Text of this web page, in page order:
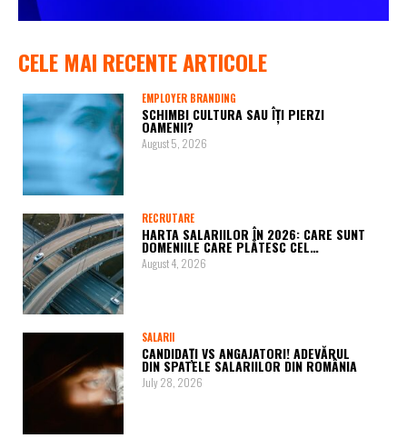
CELE MAI RECENTE ARTICOLE
EMPLOYER BRANDING
SCHIMBI CULTURA SAU ÎȚI PIERZI
OAMENII?
August 5, 2026
RECRUTARE
HARTA SALARIILOR ÎN 2026: CARE SUNT
DOMENIILE CARE PLĂTESC CEL…
August 4, 2026
SALARII
CANDIDAȚI VS ANGAJATORI! ADEVĂRUL
DIN SPATELE SALARIILOR DIN ROMÂNIA
July 28, 2026